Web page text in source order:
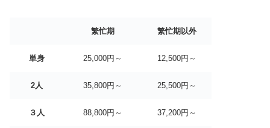
繁忙期 繁忙期以外
単身 25,000円～ 12,500円～
2人 35,800円～ 25,500円～
３人 88,800円～ 37,200円～